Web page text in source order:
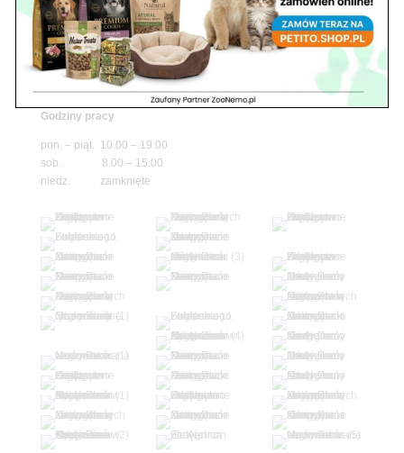
Adres
05-100 Nowy Dwór Mazowiecki
ul. Leśna 2
tel. 503 900 215
Godziny pracy
pon. – piąt. 10.00 – 19.00
sob. 8.00 – 15.00
niedz. zamknięte